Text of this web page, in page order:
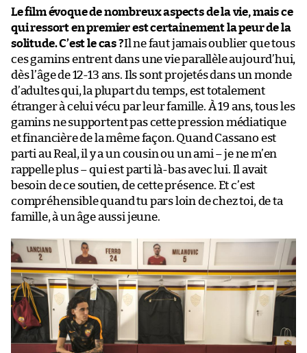
Le film évoque de nombreux aspects de la vie, mais ce
qui ressort en premier est certainement la peur de la
solitude. C’est le cas ?Il ne faut jamais oublier que tous
ces gamins entrent dans une vie parallèle aujourd’hui,
dès l’âge de 12-13 ans. Ils sont projetés dans un monde
d’adultes qui, la plupart du temps, est totalement
étranger à celui vécu par leur famille. À 19 ans, tous les
gamins ne supportent pas cette pression médiatique
et financière de la même façon. Quand Cassano est
parti au Real, il y a un cousin ou un ami – je ne m’en
rappelle plus – qui est parti là-bas avec lui. Il avait
besoin de ce soutien, de cette présence. Et c’est
compréhensible quand tu pars loin de chez toi, de ta
famille, à un âge aussi jeune.